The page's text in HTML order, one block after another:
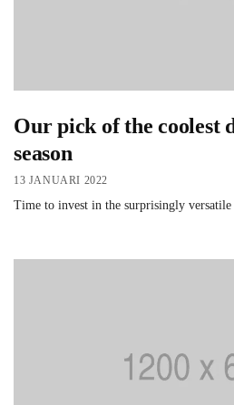
Our pick of the coolest
season
13 JANUARI 2022
Time to invest in the surprisingly versatile